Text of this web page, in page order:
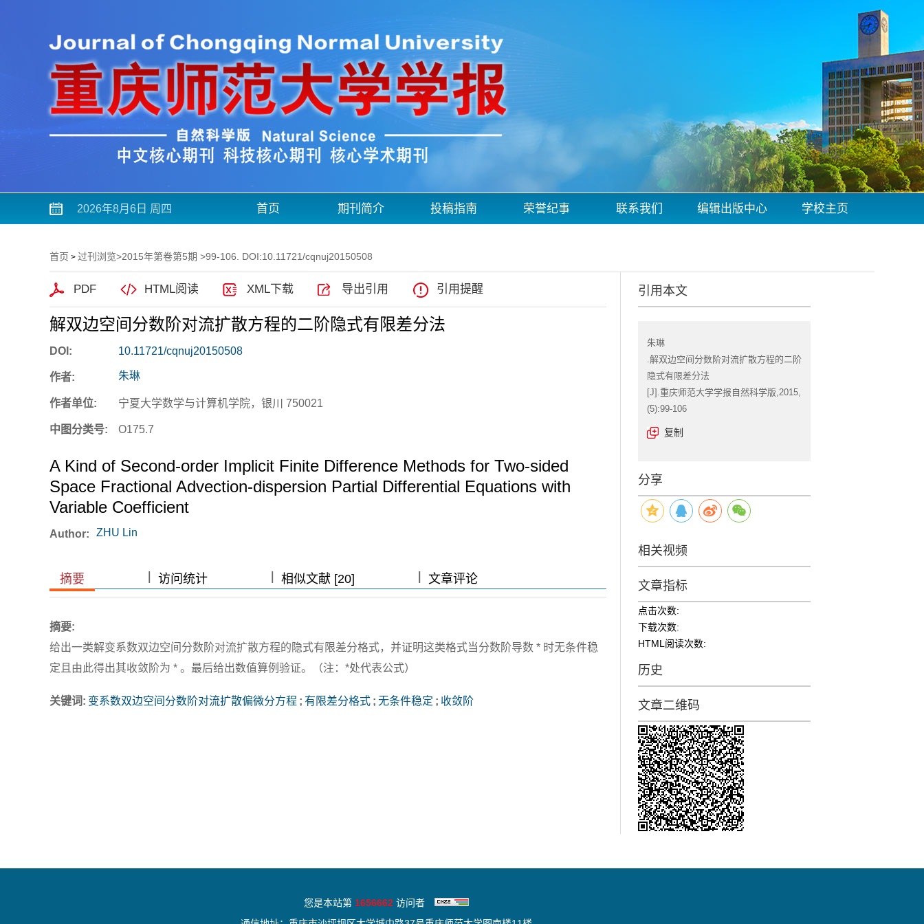
2026年8月6日 周四 首页 期刊简介 投稿指南 荣誉纪事 联系我们 编辑出版中心 学校主页
首页 > 过刊浏览>2015年第卷第5期 >99-106. DOI:10.11721/cqnuj20150508
PDF HTML阅读 XML下载 导出引用 引用提醒
解双边空间分数阶对流扩散方程的二阶隐式有限差分法
DOI: 10.11721/cqnuj20150508
作者: 朱琳
作者单位: 宁夏大学数学与计算机学院，银川 750021
中图分类号: O175.7
A Kind of Second-order Implicit Finite Difference Methods for Two-sided
Space Fractional Advection-dispersion Partial Differential Equations with
Variable Coefficient
Author: ZHU Lin
摘要 访问统计 相似文献 [20] 文章评论
摘要:
给出一类解变系数双边空间分数阶对流扩散方程的隐式有限差分格式，并证明这类格式当分数阶导数 * 时无条件稳
定且由此得出其收敛阶为 * 。最后给出数值算例验证。（注：*处代表公式）
关键词: 变系数双边空间分数阶对流扩散偏微分方程 ; 有限差分格式 ; 无条件稳定 ; 收敛阶
引用本文
朱琳
.解双边空间分数阶对流扩散方程的二阶
隐式有限差分法
[J].重庆师范大学学报自然科学版,2015,
(5):99-106
复制
分享
相关视频
文章指标
点击次数:
下载次数:
HTML阅读次数:
历史
文章二维码
您是本站第 1656662 访问者